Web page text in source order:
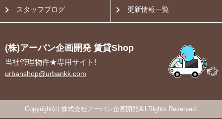
スタッフブログ 更新情報一覧
(株)アーバン企画開発 賃貸Shop
当社管理物件★専用サイト!
urbanshop@urbankk.com
Copyright(c) 株式会社アーバン企画開発All Rights Reserved.